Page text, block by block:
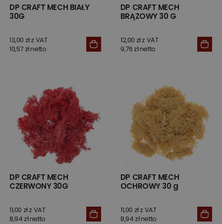
DP CRAFT MECH BIAŁY
30G
13,00 zł z VAT
10,57 zł netto
DP CRAFT MECH
BRĄZOWY 30 G
12,00 zł z VAT
9,76 zł netto
DP CRAFT MECH
CZERWONY 30G
11,00 zł z VAT
8,94 zł netto
DP CRAFT MECH
OCHROWY 30 g
11,00 zł z VAT
8,94 zł netto